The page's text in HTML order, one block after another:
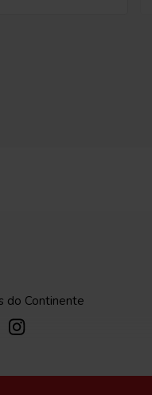
do Continente